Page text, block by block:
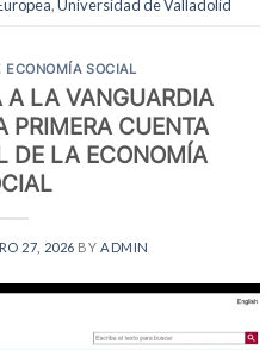
,Universidad de Valladolid
ECONOMÍA SOCIAL
A LA VANGUARDIA
PRIMERA CUENTA
DE LA ECONOMÍA
27, 2026 BY ADMIN